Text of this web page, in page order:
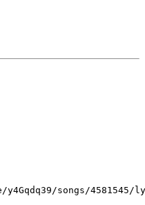
songs/4581545/